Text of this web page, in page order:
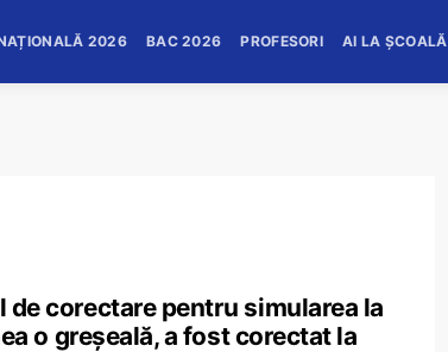
2026 BAC 2026 PROFESORI AI LA ȘCOALĂ
de corectare pentru simularea la
o greșeală, a fost corectat la